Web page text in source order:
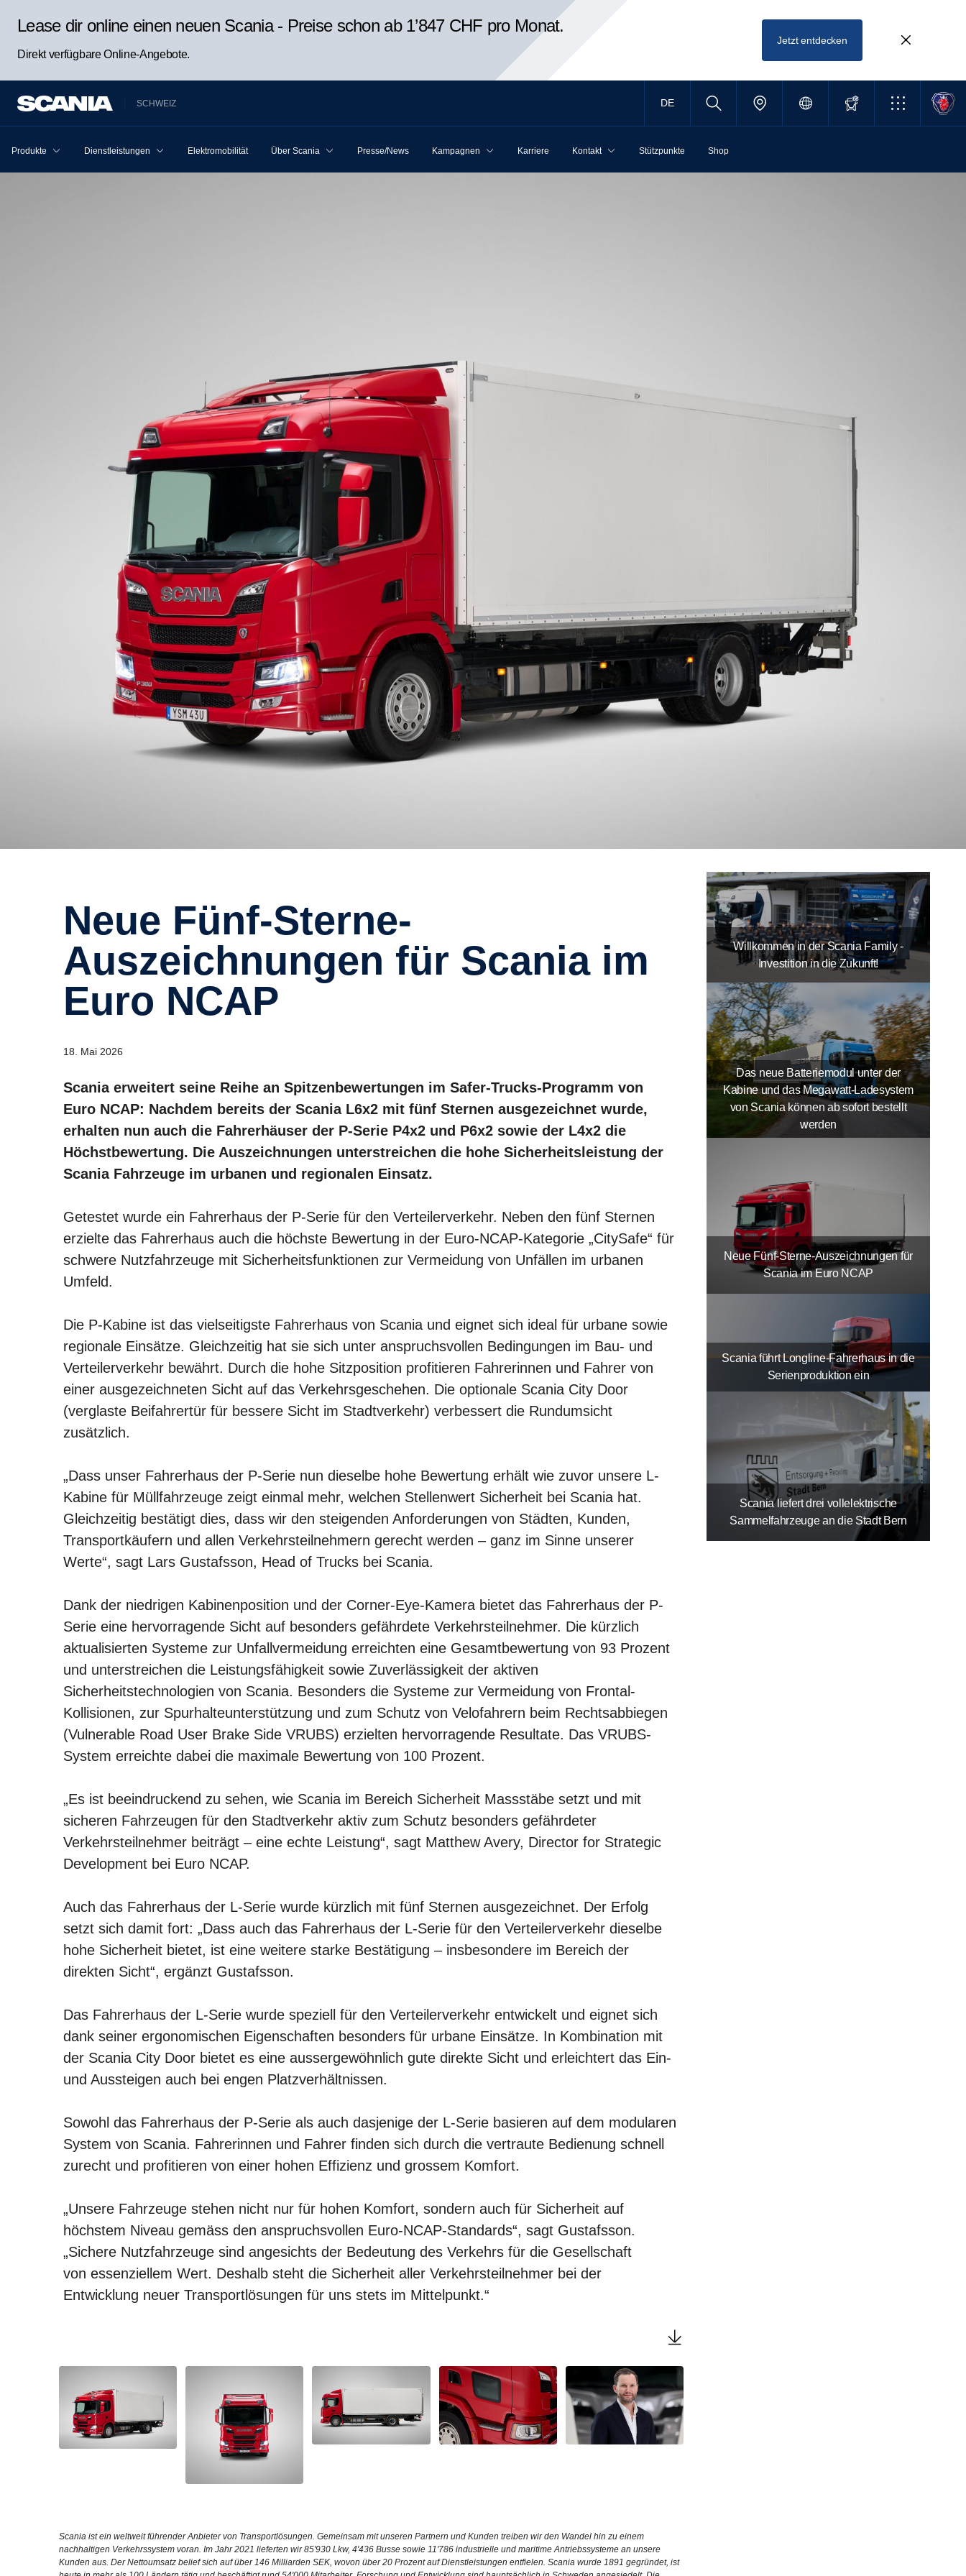
Lease dir online einen neuen Scania - Preise schon ab 1’847 CHF pro Monat.
Direkt verfügbare Online-Angebote.
Jetzt entdecken
SCHWEIZ DE
Produkte Dienstleistungen Elektromobilität Über Scania Presse/News Kampagnen Karriere Kontakt Stützpunkte Shop
Neue Fünf-Sterne-
Auszeichnungen für Scania im
Euro NCAP
18. Mai 2026
Scania erweitert seine Reihe an Spitzenbewertungen im Safer-Trucks-Programm von
Euro NCAP: Nachdem bereits der Scania L6x2 mit fünf Sternen ausgezeichnet wurde,
erhalten nun auch die Fahrerhäuser der P-Serie P4x2 und P6x2 sowie der L4x2 die
Höchstbewertung. Die Auszeichnungen unterstreichen die hohe Sicherheitsleistung der
Scania Fahrzeuge im urbanen und regionalen Einsatz.
Getestet wurde ein Fahrerhaus der P-Serie für den Verteilerverkehr. Neben den fünf Sternen
erzielte das Fahrerhaus auch die höchste Bewertung in der Euro-NCAP-Kategorie „CitySafe“ für
schwere Nutzfahrzeuge mit Sicherheitsfunktionen zur Vermeidung von Unfällen im urbanen
Umfeld.
Die P-Kabine ist das vielseitigste Fahrerhaus von Scania und eignet sich ideal für urbane sowie
regionale Einsätze. Gleichzeitig hat sie sich unter anspruchsvollen Bedingungen im Bau- und
Verteilerverkehr bewährt. Durch die hohe Sitzposition profitieren Fahrerinnen und Fahrer von
einer ausgezeichneten Sicht auf das Verkehrsgeschehen. Die optionale Scania City Door
(verglaste Beifahrertür für bessere Sicht im Stadtverkehr) verbessert die Rundumsicht
zusätzlich.
„Dass unser Fahrerhaus der P-Serie nun dieselbe hohe Bewertung erhält wie zuvor unsere L-
Kabine für Müllfahrzeuge zeigt einmal mehr, welchen Stellenwert Sicherheit bei Scania hat.
Gleichzeitig bestätigt dies, dass wir den steigenden Anforderungen von Städten, Kunden,
Transportkäufern und allen Verkehrsteilnehmern gerecht werden – ganz im Sinne unserer
Werte“, sagt Lars Gustafsson, Head of Trucks bei Scania.
Dank der niedrigen Kabinenposition und der Corner-Eye-Kamera bietet das Fahrerhaus der P-
Serie eine hervorragende Sicht auf besonders gefährdete Verkehrsteilnehmer. Die kürzlich
aktualisierten Systeme zur Unfallvermeidung erreichten eine Gesamtbewertung von 93 Prozent
und unterstreichen die Leistungsfähigkeit sowie Zuverlässigkeit der aktiven
Sicherheitstechnologien von Scania. Besonders die Systeme zur Vermeidung von Frontal-
Kollisionen, zur Spurhalteunterstützung und zum Schutz von Velofahrern beim Rechtsabbiegen
(Vulnerable Road User Brake Side VRUBS) erzielten hervorragende Resultate. Das VRUBS-
System erreichte dabei die maximale Bewertung von 100 Prozent.
„Es ist beeindruckend zu sehen, wie Scania im Bereich Sicherheit Massstäbe setzt und mit
sicheren Fahrzeugen für den Stadtverkehr aktiv zum Schutz besonders gefährdeter
Verkehrsteilnehmer beiträgt – eine echte Leistung“, sagt Matthew Avery, Director for Strategic
Development bei Euro NCAP.
Auch das Fahrerhaus der L-Serie wurde kürzlich mit fünf Sternen ausgezeichnet. Der Erfolg
setzt sich damit fort: „Dass auch das Fahrerhaus der L-Serie für den Verteilerverkehr dieselbe
hohe Sicherheit bietet, ist eine weitere starke Bestätigung – insbesondere im Bereich der
direkten Sicht“, ergänzt Gustafsson.
Das Fahrerhaus der L-Serie wurde speziell für den Verteilerverkehr entwickelt und eignet sich
dank seiner ergonomischen Eigenschaften besonders für urbane Einsätze. In Kombination mit
der Scania City Door bietet es eine aussergewöhnlich gute direkte Sicht und erleichtert das Ein-
und Aussteigen auch bei engen Platzverhältnissen.
Sowohl das Fahrerhaus der P-Serie als auch dasjenige der L-Serie basieren auf dem modularen
System von Scania. Fahrerinnen und Fahrer finden sich durch die vertraute Bedienung schnell
zurecht und profitieren von einer hohen Effizienz und grossem Komfort.
„Unsere Fahrzeuge stehen nicht nur für hohen Komfort, sondern auch für Sicherheit auf
höchstem Niveau gemäss den anspruchsvollen Euro-NCAP-Standards“, sagt Gustafsson.
„Sichere Nutzfahrzeuge sind angesichts der Bedeutung des Verkehrs für die Gesellschaft
von essenziellem Wert. Deshalb steht die Sicherheit aller Verkehrsteilnehmer bei der
Entwicklung neuer Transportlösungen für uns stets im Mittelpunkt.“
Scania ist ein weltweit führender Anbieter von Transportlösungen. Gemeinsam mit unseren Partnern und Kunden treiben wir den Wandel hin zu einem
nachhaltigen Verkehrssystem voran. Im Jahr 2021 lieferten wir 85'930 Lkw, 4'436 Busse sowie 11'786 industrielle und maritime Antriebssysteme an unsere
Kunden aus. Der Nettoumsatz belief sich auf über 146 Milliarden SEK, wovon über 20 Prozent auf Dienstleistungen entfielen. Scania wurde 1891 gegründet, ist
Willkommen in der Scania Family -
Investition in die Zukunft!
Das neue Batteriemodul unter der
Kabine und das Megawatt-Ladesystem
von Scania können ab sofort bestellt
werden
Neue Fünf-Sterne-Auszeichnungen für
Scania im Euro NCAP
Scania führt Longline-Fahrerhaus in die
Serienproduktion ein
Scania liefert drei vollelektrische
Sammelfahrzeuge an die Stadt Bern